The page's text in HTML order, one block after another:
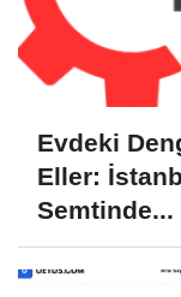
Evdeki
Eller:
Semtinde...